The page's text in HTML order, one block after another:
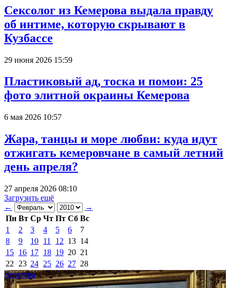
Сексолог из Кемерова выдала правду
об интиме, которую скрывают в
Кузбассе
29 июня 2026 15:59
Пластиковый ад, тоска и помои: 25
фото элитной окраины Кемерова
6 мая 2026 10:57
Жара, танцы и море любви: куда идут
отжигать кемеровчане в самый летний
день апреля?
27 апреля 2026 08:10
Загрузить ещё
←
→
Пн Вт Ср Чт Пт Сб Вс
1
2 3 4 5 6
7
8
9 10 11 12 13 14
15 16 17 18 19 20 21
22
23 24 25 26 27 28
Культура